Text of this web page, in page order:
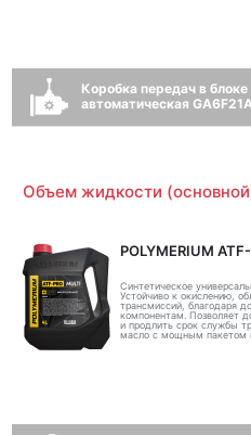
Коробка передач в
автоматическая
Объем жидкости
POLYMERIUM
Синтетическое
Устойчиво к окислению,
трансмиссий, благодаря
компонентам. Позволяет
и продлить срок службы
масло с мощным пакетом